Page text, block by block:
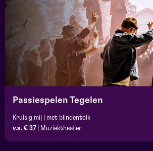
Passiespelen Tegelen
Kruisig mij | met blindentolk
v.a. € 37
Muziektheater